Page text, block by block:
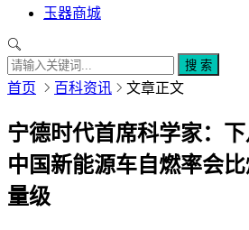
玉器商城
搜 索
首页 百科资讯 文章正文
宁德时代首席科学家：
中国新能源车自燃率会
量级